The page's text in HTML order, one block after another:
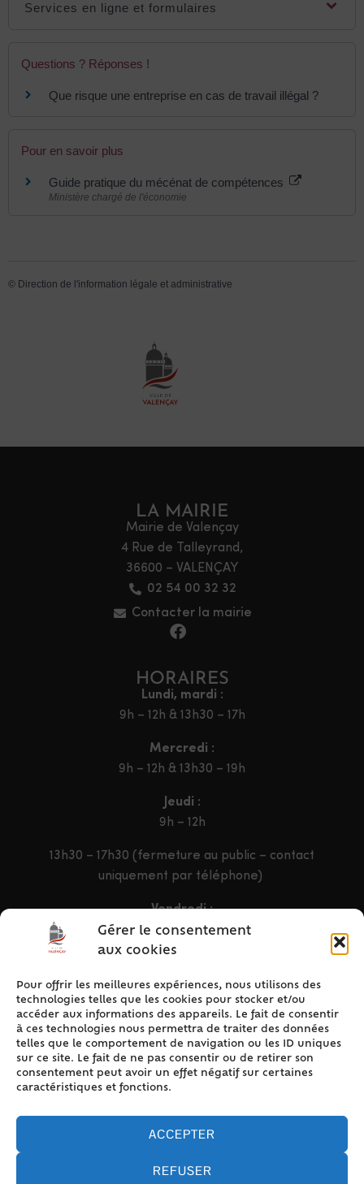
Gérer le consentement
aux cookies
Pour offrir les meilleures expériences, nous utilisons des
technologies telles que les cookies pour stocker et/ou
accéder aux informations des appareils. Le fait de consentir
à ces technologies nous permettra de traiter des données
telles que le comportement de navigation ou les ID uniques
sur ce site. Le fait de ne pas consentir ou de retirer son
consentement peut avoir un effet négatif sur certaines
caractéristiques et fonctions.
ACCEPTER
REFUSER
Services en ligne et formulaires
Questions ? Réponses !
Que risque une entreprise en cas de travail illégal ?
Pour en savoir plus
Guide pratique du mécénat de compétences
Ministère chargé de l'économie
© Direction de l'information légale et administrative
LA MAIRIE
Mairie de Valençay
4 Rue de Talleyrand,
36600 – VALENÇAY
02 54 00 32 32
Contacter la mairie
HORAIRES
Lundi, mardi :
9h – 12h & 13h30 – 17h
Mercredi :
9h – 12h & 13h30 – 19h
Jeudi :
9h – 12h
13h30 – 17h30 (fermeture au public – contact
uniquement par téléphone)
Vendredi :
9h – 12h & 13h30 – 16h30
ACCÈS RAPIDE
Accueil
Contact
Plan du site
Mentions légales
Politique de cookies (UE)